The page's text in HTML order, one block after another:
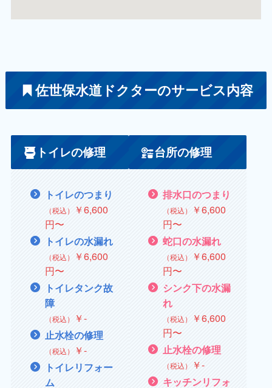
佐世保水道ドクターのサービス内容
トイレの修理
トイレのつまり
（税込）
￥6,600
円〜
トイレの水漏れ
（税込） ￥6,600
円〜
トイレタンク故
障
（税込） ￥‐
止水栓の修理
（税込） ￥‐
トイレリフォー
ム
台所の修理
排水口のつまり
（税込）
￥6,600
円〜
蛇口の水漏れ
（税込） ￥6,600
円〜
シンク下の水漏
れ
（税込）
￥6,600
円〜
止水栓の修理
（税込） ￥‐
キッチンリフォ